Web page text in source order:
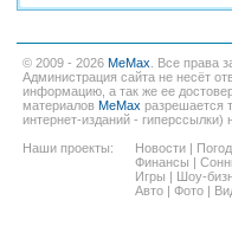
© 2009 - 2026 MeMax . Все права
Администрация сайта не несёт
информацию, а так же ее
материалов MeMax разрешается
интернет-изданий - гиперссылки)
Наши проекты:
Новости
Финансы
Игры
Шоу-
Авто
Фото